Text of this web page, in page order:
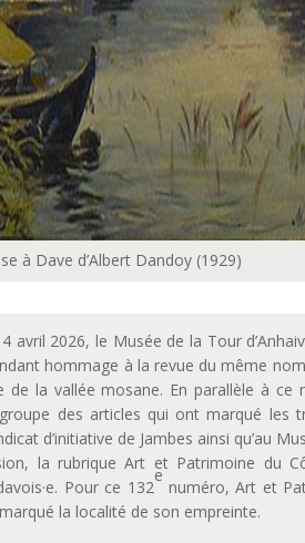
à Dave d’Albert Dandoy (1929)
avril 2026, le Musée de la Tour
hommage à la revue du même
de la vallée mosane. En parallèle à ce
des articles qui ont marqué les
d’initiative de Jambes ainsi qu’au
la rubrique Art et Patrimoine du
Pour ce 132
e
numéro, Art et
la localité de son empreinte.